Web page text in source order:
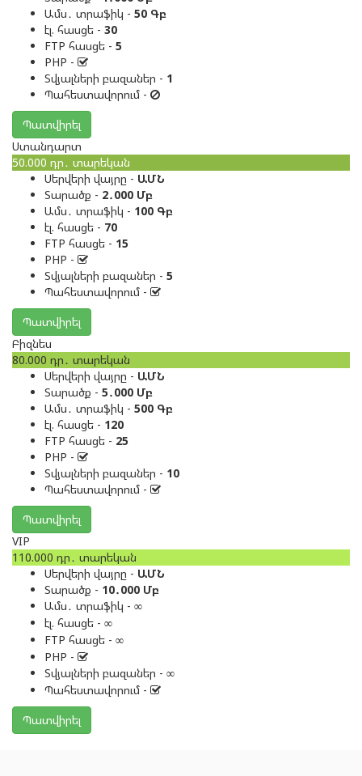
Ամս․ տրաֆիկ - 50 Գբ
էլ. հասցե - 30
FTP հասցե - 5
PHP -
Տվյալների բազաներ - 1
Պահեստավորում -
Պատվիրել
Ստանդարտ
50.000 դր․ տարեկան
Սերվերի վայրը - ԱՄՆ
Տարածք - 2․000 Մբ
Ամս․ տրաֆիկ - 100 Գբ
էլ. հասցե - 70
FTP հասցե - 15
PHP -
Տվյալների բազաներ - 5
Պահեստավորում -
Պատվիրել
Բիզնես
80.000 դր․ տարեկան
Սերվերի վայրը - ԱՄՆ
Տարածք - 5․000 Մբ
Ամս․ տրաֆիկ - 500 Գբ
էլ. հասցե - 120
FTP հասցե - 25
PHP -
Տվյալների բազաներ - 10
Պահեստավորում -
Պատվիրել
VIP
110.000 դր․ տարեկան
Սերվերի վայրը - ԱՄՆ
Տարածք - 10․000 Մբ
Ամս․ տրաֆիկ - ∞
էլ. հասցե - ∞
FTP հասցե - ∞
PHP -
Տվյալների բազաներ - ∞
Պահեստավորում -
Պատվիրել